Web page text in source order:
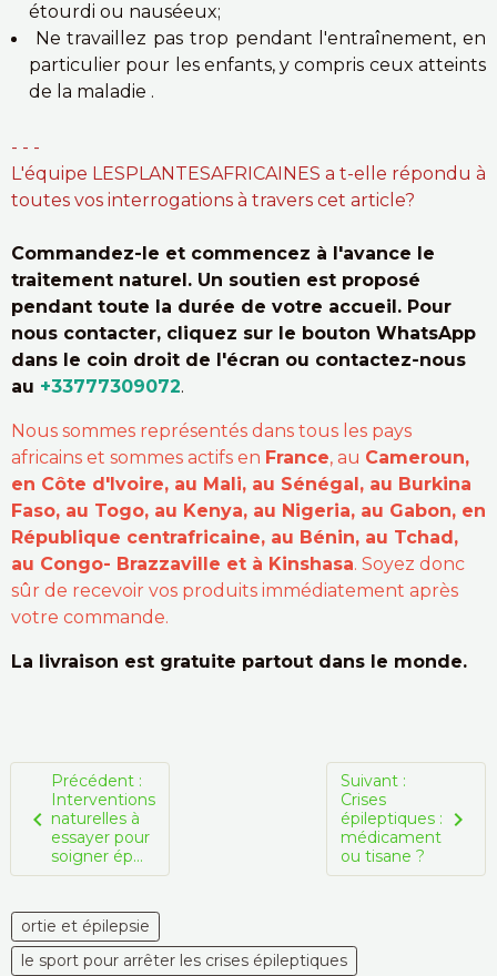
étourdi ou nauséeux;
Ne travaillez pas trop pendant l'entraînement, en
particulier pour les enfants, y compris ceux atteints
de la maladie .
- - -
L'équipe LESPLANTESAFRICAINES a t-elle répondu à
toutes vos interrogations à travers cet article?
Commandez-le et commencez à l'avance le
traitement naturel. Un soutien est proposé
pendant toute la durée de votre accueil. Pour
nous contacter, cliquez sur le bouton WhatsApp
dans le coin droit de l'écran ou contactez-nous
au +33777309072.
Nous sommes représentés dans tous les pays
africains et sommes actifs en France, au Cameroun,
en Côte d'Ivoire, au Mali, au Sénégal, au Burkina
Faso, au Togo, au Kenya, au Nigeria, au Gabon, en
République centrafricaine, au Bénin, au Tchad,
au Congo- Brazzaville et à Kinshasa. Soyez donc
sûr de recevoir vos produits immédiatement après
votre commande.
La livraison est gratuite partout dans le monde.
Précédent :
Interventions
naturelles à
essayer pour
soigner ép...
Suivant :
Crises
épileptiques :
médicament
ou tisane ?
ortie et épilepsie
le sport pour arrêter les crises épileptiques